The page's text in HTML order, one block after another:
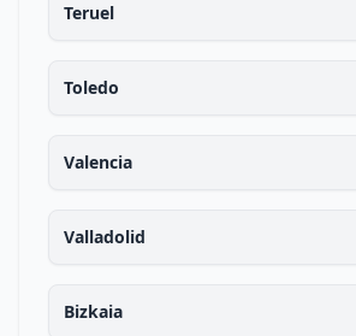
Teruel
Toledo
Valencia
Valladolid
Bizkaia